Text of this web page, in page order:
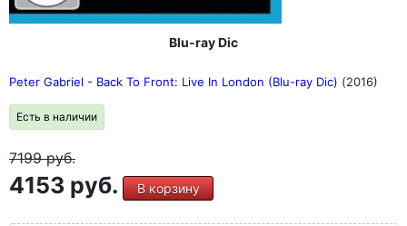
Blu-ray Dic
Peter Gabriel - Back To Front: Live In London (Blu-ray Dic) (2016)
Есть в наличии
7199руб.
4153 руб. В корзину